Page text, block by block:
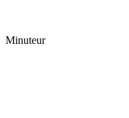
Minuteur